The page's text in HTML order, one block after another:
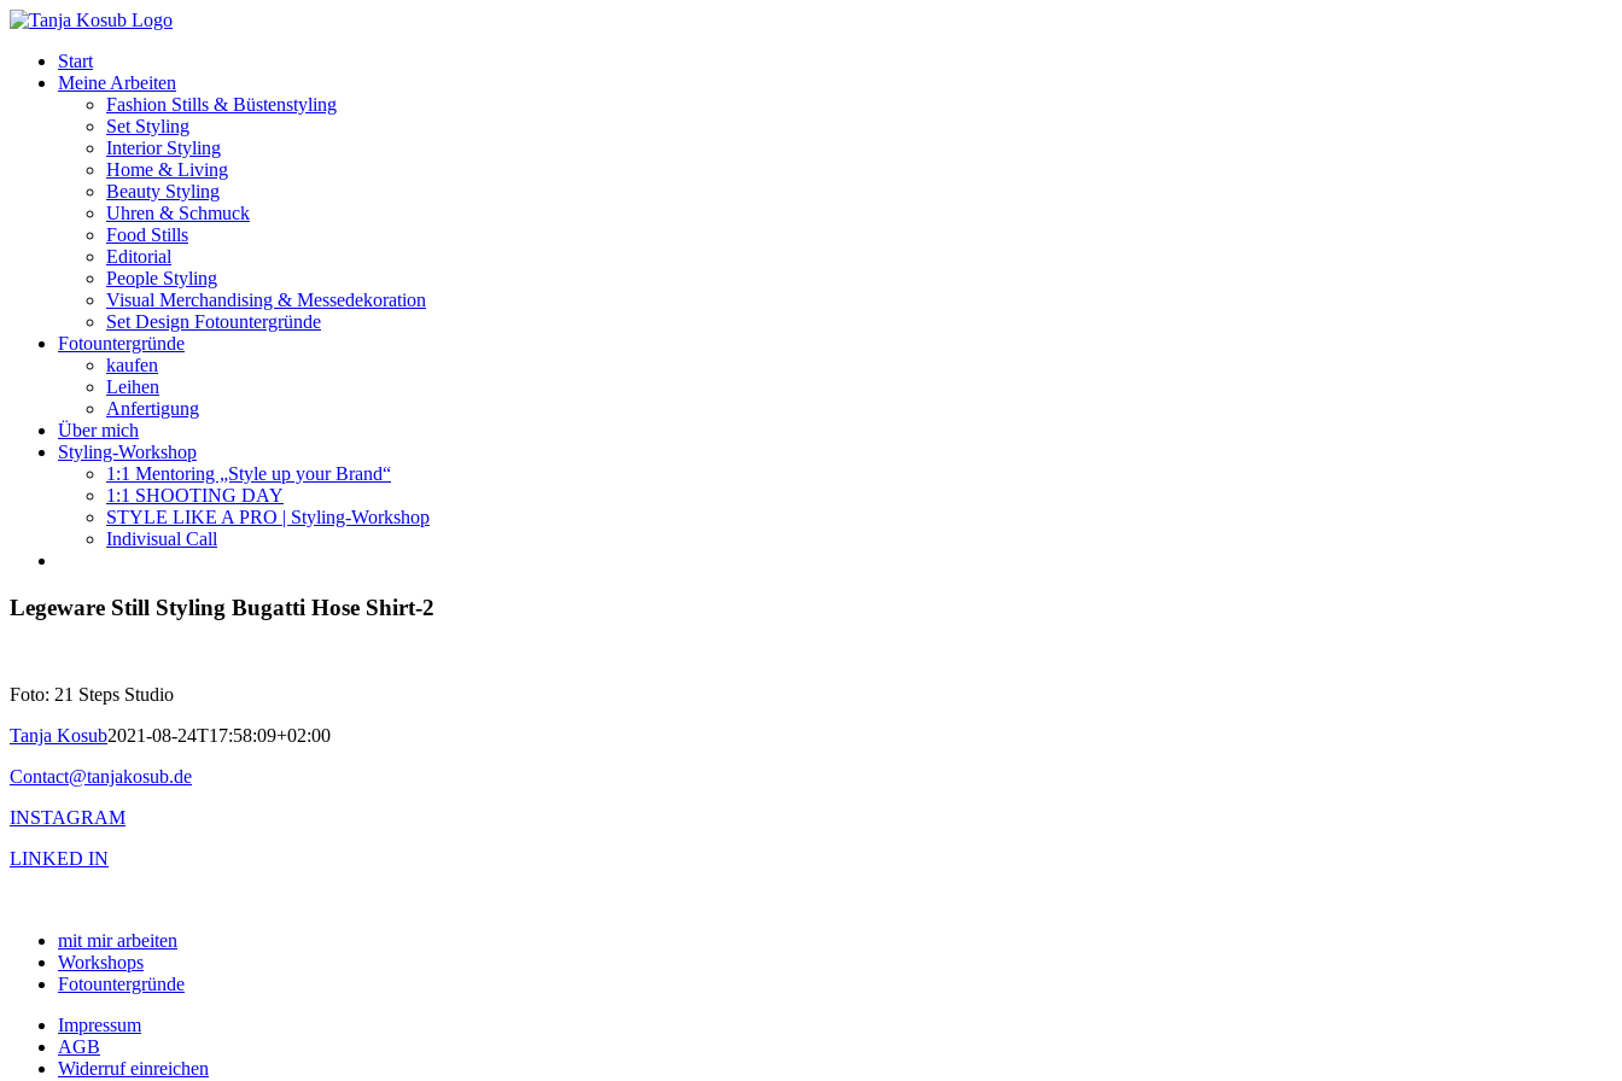
Zum
springenStart
Meine Arbeiten
Fashion Stills & Büstenstyling
Set Styling
Interior Styling
Home & Living
Beauty Styling
Uhren & Schmuck
Food Stills
Editorial
People Styling
Visual Merchandising & Messedekoration
Set Design Fotountergründe
Fotountergründe
kaufen
Leihen
Anfertigung
Über mich
Styling-Workshop
1:1 Mentoring „Style up your Brand“
1:1 SHOOTING DAY
STYLE LIKE A PRO | Styling-Workshop
Indivisual Call
Legeware Still Styling Bugatti Hose Shirt-2
Foto: 21 Steps Studio
Tanja Kosub2021-08-24T17:58:09+02:00
Contact@tanjakosub.de
INSTAGRAM
LINKED IN
mit mir arbeiten
Workshops
Fotountergründe
Impressum
AGB
Widerruf einreichen